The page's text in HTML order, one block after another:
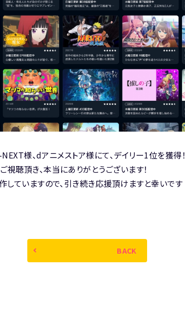
様、dアニメストア様にて、デイリー1位を獲得！
聴頂き、本当にありがとうございます！
していますので、引き続き応援頂けますと幸いです
BACK